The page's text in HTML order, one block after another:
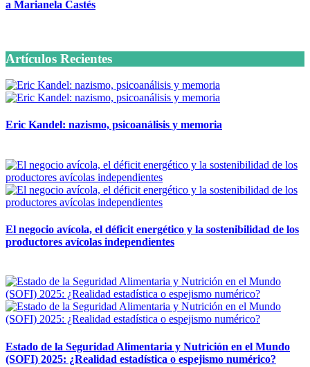
a Marianela Castés
Artículos Recientes
Eric Kandel: nazismo, psicoanálisis y memoria
El negocio avícola, el déficit energético y la sostenibilidad de los
productores avícolas independientes
Estado de la Seguridad Alimentaria y Nutrición en el Mundo
(SOFI) 2025: ¿Realidad estadística o espejismo numérico?